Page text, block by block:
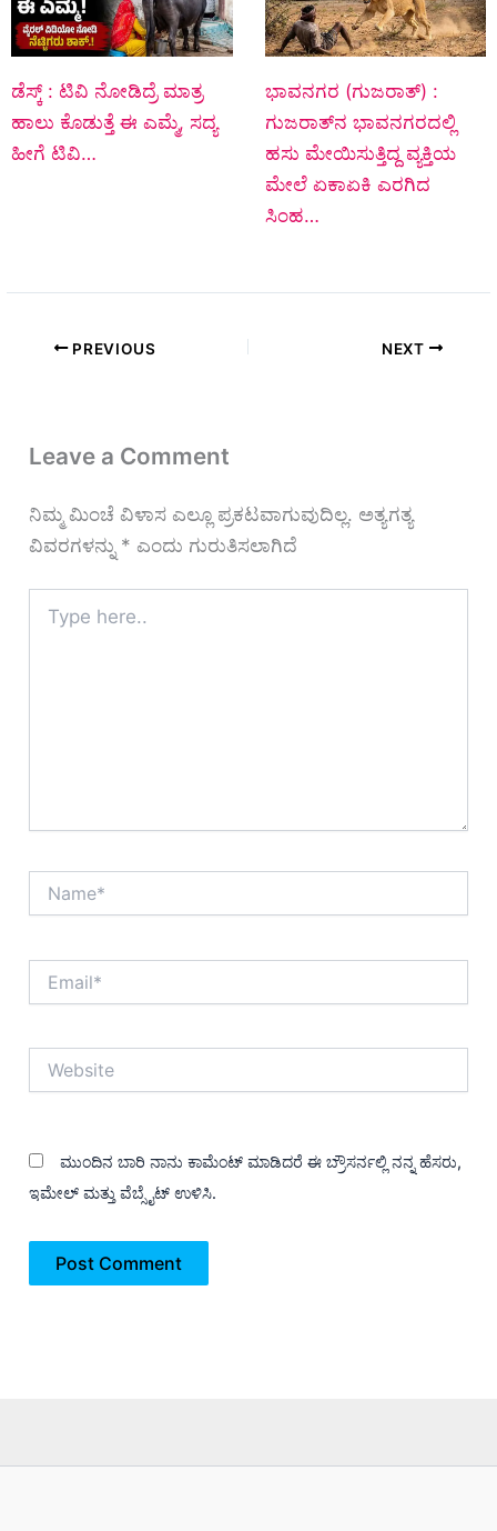
ಡೆಸ್ಕ್‌ : ಟಿವಿ ನೋಡಿದ್ರೆ ಮಾತ್ರ
ಹಾಲು ಕೊಡುತ್ತೆ ಈ ಎಮ್ಮೆ, ಸದ್ಯ
ಹೀಗೆ ಟಿವಿ…
ಭಾವನಗರ (ಗುಜರಾತ್‌) :
ಗುಜರಾತ್‌ನ ಭಾವನಗರದಲ್ಲಿ
ಹಸು ಮೇಯಿಸುತ್ತಿದ್ದ ವ್ಯಕ್ತಿಯ
ಮೇಲೆ ಏಕಾಏಕಿ ಎರಗಿದ
ಸಿಂಹ…
PREVIOUS NEXT
Leave a Comment
ನಿಮ್ಮ ಮಿಂಚೆ ವಿಳಾಸ ಎಲ್ಲೂ ಪ್ರಕಟವಾಗುವುದಿಲ್ಲ. ಅತ್ಯಗತ್ಯ
ವಿವರಗಳನ್ನು * ಎಂದು ಗುರುತಿಸಲಾಗಿದೆ
here..
ಮುಂದಿನ ಬಾರಿ ನಾನು ಕಾಮೆಂಟ್ ಮಾಡಿದರೆ ಈ ಬ್ರೌಸರ್ನಲ್ಲಿ ನನ್ನ ಹೆಸರು,
ಇಮೇಲ್ ಮತ್ತು ವೆಬ್ಸೈಟ್ ಉಳಿಸಿ.